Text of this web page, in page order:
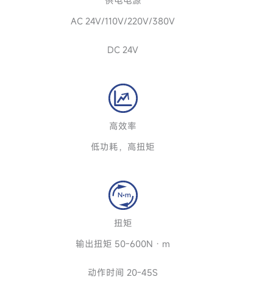
AC 24V/110V/220V/380V
DC 24V
高效率
低功耗，高扭矩
扭矩
输出扭矩 50-600N · m
动作时间 20-45S